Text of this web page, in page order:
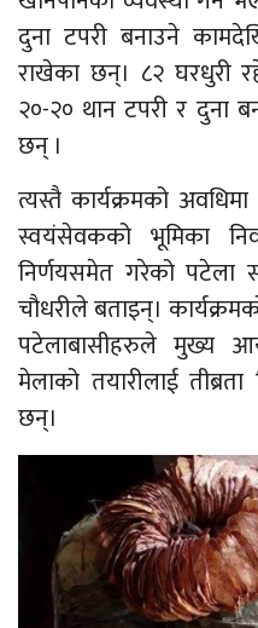
दुना टपरी बनाउने
राखेका छन्। ८२ घरधुरी
२०-२० थान टपरी र दुना
छन् ।
त्यस्तै कार्यक्रमको
स्वयंसेवकको भूमिका
निर्णयसमेत गरेको पटेला
चौधरीले बताइन्।
पटेलाबासीहरुले मुख्य
मेलाको तयारीलाई
छन्।